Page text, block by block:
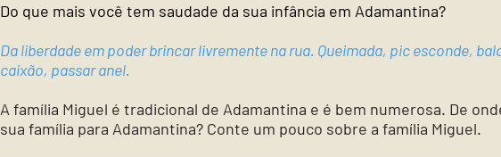
Do que mais você tem saudade da sua infância em Adamantina?
Da liberdade em poder brincar livremente na rua. Queimada, pic esconde,
caixão, passar anel.
A família Miguel é tradicional de Adamantina e é bem numerosa. De
sua família para Adamantina? Conte um pouco sobre a família Miguel.